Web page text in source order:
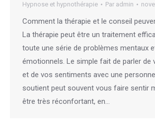
Hypnose et hypnothérapie Par admin
Comment la thérapie et le conseil
La thérapie peut être un traitement
toute une série de problèmes mentaux
émotionnels. Le simple fait de parler de
et de vos sentiments avec une
soutient peut souvent vous faire sentir
être très réconfortant, en…